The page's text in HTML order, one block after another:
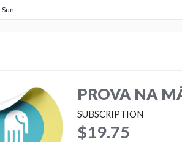
PROVA NA
SUBSCRIPTION
$19.75